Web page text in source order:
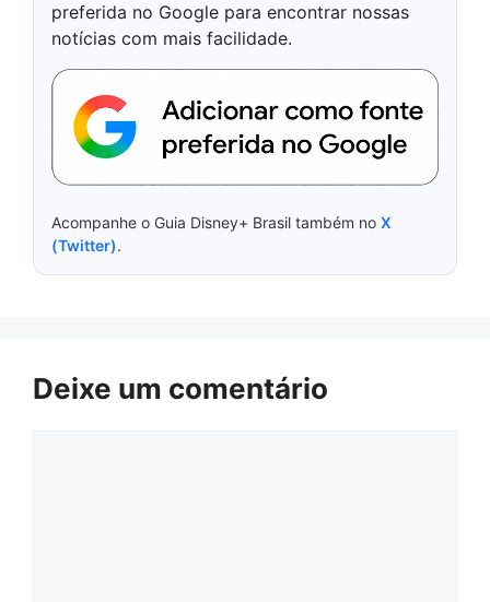
preferida no Google para encontrar nossas
notícias com mais facilidade.
Acompanhe o Guia Disney+ Brasil também no X
(Twitter).
Deixe um comentário